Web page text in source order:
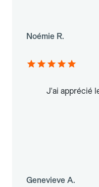
Noémie R.
J'ai apprécié
Genevieve A.